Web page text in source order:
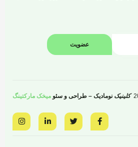
عضویت
کلینیک نومادیک – طراحی و سئو میخک مارکتینگ
F
a
c
w
i
L
i
n
I
n
s